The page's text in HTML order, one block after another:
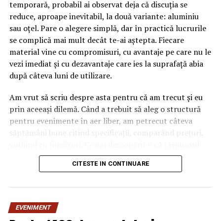
temporară, probabil ai observat deja că discuția se
reduce, aproape inevitabil, la două variante: aluminiu
sau oțel. Pare o alegere simplă, dar în practică lucrurile
se complică mai mult decât te-ai aștepta. Fiecare
material vine cu compromisuri, cu avantaje pe care nu le
vezi imediat și cu dezavantaje care ies la suprafață abia
după câteva luni de utilizare.
Am vrut să scriu despre asta pentru că am trecut și eu
prin aceeași dilemă. Când a trebuit să aleg o structură
pentru evenimente în aer liber, am petrecut câteva
săptămâni bune citind specificații, comparând prețuri,
„corect” depinde mult de context, de cât de des muți
pavilionul și de ce condiții meteo ai de înfruntat.
materialului mai mult decât
CITESTE IN CONTINUARE
EVENIMENT